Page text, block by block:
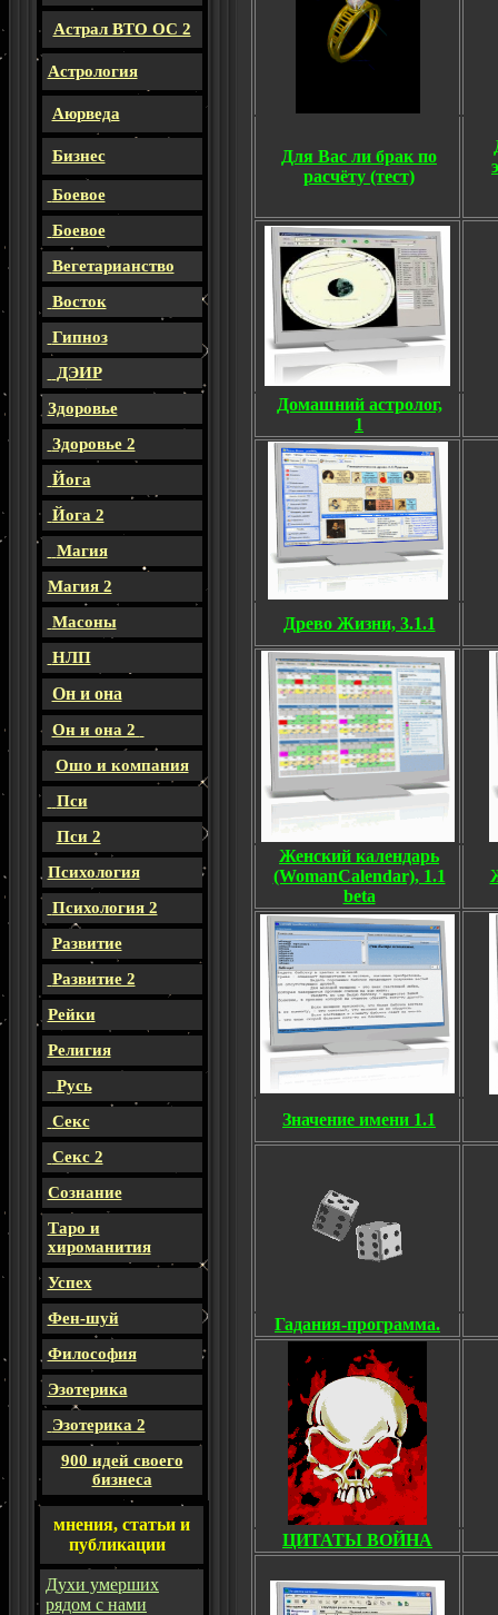
Астрал ВТО ОС 2
Астрология
Аюрведа
Бизнес
Боевое
Боевое
Вегетарианство
Восток
Гипноз
ДЭИР
Здоровье
Здоровье 2
Йога
Йога 2
Магия
Магия 2
Масоны
НЛП
Он и она
Он и она 2
Ошо и компания
Пси
Пси 2
Психология
Психология 2
Развитие
Развитие 2
Рейки
Религия
Русь
Секс
Секс 2
Сознание
Таро и
хироманития
Успех
Фен-шуй
Философия
Эзотерика
Эзотерика 2
900 идей своего
бизнеса
мнения, статьи и
публикации
Духи умерших
рядом с нами
Для Вас ли брак по
расчёту (тест)
Домашний астролог,
1
Древо Жизни, 3.1.1
Женский календарь
(WomanCalendar), 1.1
beta
Значение имени 1.1
Гадания-программа.
ЦИТАТЫ ВОЙНА